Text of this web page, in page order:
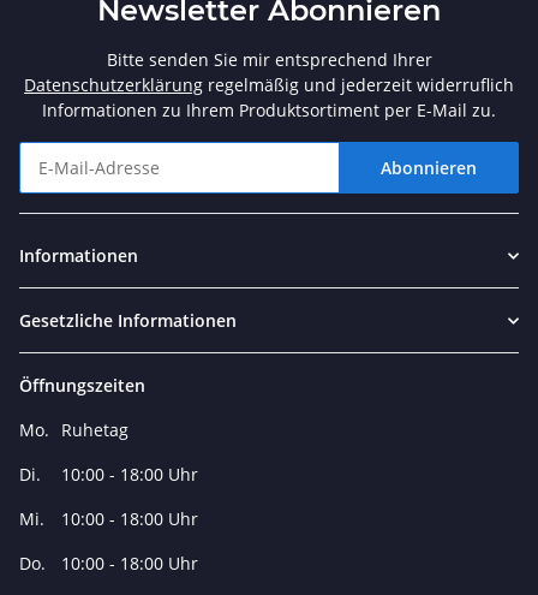
Newsletter Abonnieren
Bitte senden Sie mir entsprechend Ihrer
Datenschutzerklärung regelmäßig und jederzeit widerruflich
Informationen zu Ihrem Produktsortiment per E-Mail zu.
Abonnieren
Informationen
Gesetzliche Informationen
Öffnungszeiten
Mo.
Ruhetag
Di.
10:00 - 18:00 Uhr
Mi.
10:00 - 18:00 Uhr
Do.
10:00 - 18:00 Uhr